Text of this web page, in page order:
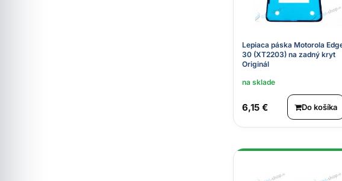
Lepiaca páska Motorola
30 (XT2203) na zadný kryt
Originál
na sklade
6,15 € Do košíka